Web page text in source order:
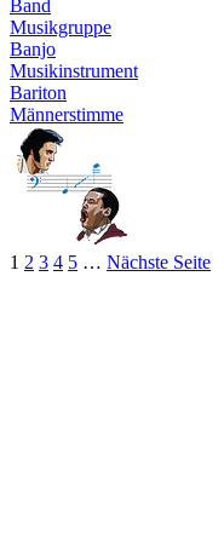
Band
Musikgruppe
Banjo
Musikinstrument
Bariton
Männerstimme
1 2 3 4 5 … Nächste Seite